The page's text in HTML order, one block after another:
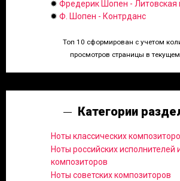
✹ Фредерик Шопен - Литовская
✹ Ф. Шопен - Контрданс
Топ 10 сформирован с учетом
просмотров страницы в текущем
Категории
Ноты классических
Ноты российских исполнителей
композиторов
Ноты советских композиторов